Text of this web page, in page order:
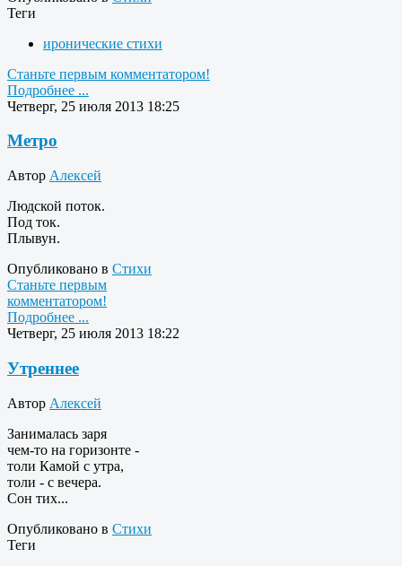
Теги
иронические стихи
Станьте первым комментатором!
Подробнее ...
Четверг, 25 июля 2013 18:25
Метро
Автор Алексей
Людской поток.
Под ток.
Плывун.
Опубликовано в Стихи
Станьте первым
комментатором!
Подробнее ...
Четверг, 25 июля 2013 18:22
Утреннее
Автор Алексей
Занималась заря
чем-то на горизонте -
толи Камой с утра,
толи - с вечера.
Сон тих...
Опубликовано в Стихи
Теги